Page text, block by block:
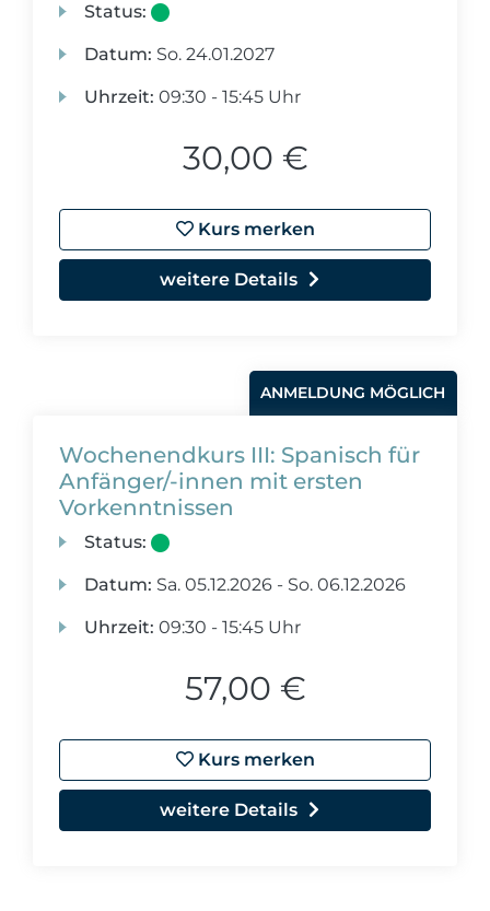
Status:
Datum: So. 24.01.2027
Uhrzeit: 09:30 - 15:45 Uhr
30,00 €
Kurs merken
weitere Details
ANMELDUNG MÖGLICH
Wochenendkurs III: Spanisch für
Anfänger/-innen mit ersten
Vorkenntnissen
Status:
Datum: Sa. 05.12.2026 - So. 06.12.2026
Uhrzeit: 09:30 - 15:45 Uhr
57,00 €
Kurs merken
weitere Details